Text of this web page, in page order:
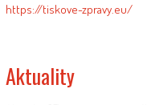
https://tiskove-zpravy.eu/
Aktuality